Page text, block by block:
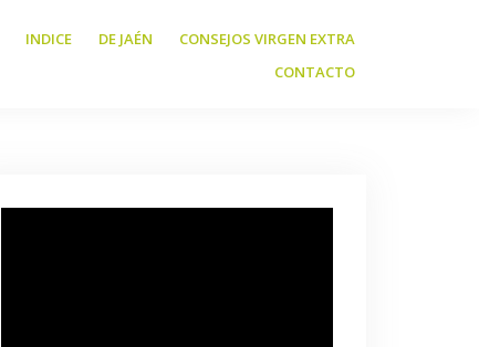
INDICE DE JAÉN
CONSEJOS VIRGEN EXTRA
CONTACTO